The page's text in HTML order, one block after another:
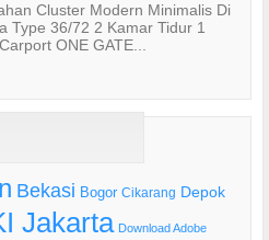
Cluster Modern Minimalis Di
Type 36/72 2 Kamar Tidur 1
ONE GATE...
Bekasi Bogor Cikarang Depok
Jakarta Download Adobe